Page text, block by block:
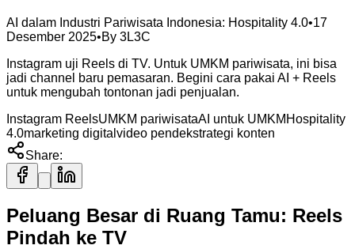
AI dalam Industri Pariwisata Indonesia: Hospitality 4.0•17
Desember 2025•By 3L3C
Instagram uji Reels di TV. Untuk UMKM pariwisata, ini bisa
jadi channel baru pemasaran. Begini cara pakai AI + Reels
untuk mengubah tontonan jadi penjualan.
Instagram ReelsUMKM pariwisataAI untuk UMKM Hospitality
4.0marketing digital video pendekstrategi konten
Share:
Peluang Besar di Ruang Tamu: Reels
Pindah ke TV